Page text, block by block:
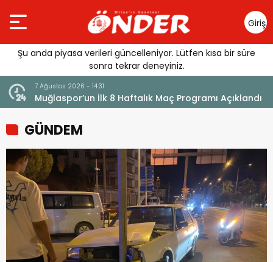
Giriş
Yap
Şu anda piyasa verileri güncelleniyor. Lütfen kısa bir süre
sonra tekrar deneyiniz.
7 Ağustos 2026 - 14:31
Muğlaspor’un İlk 8 Haftalık Maç Programı Açıklandı
GÜNDEM